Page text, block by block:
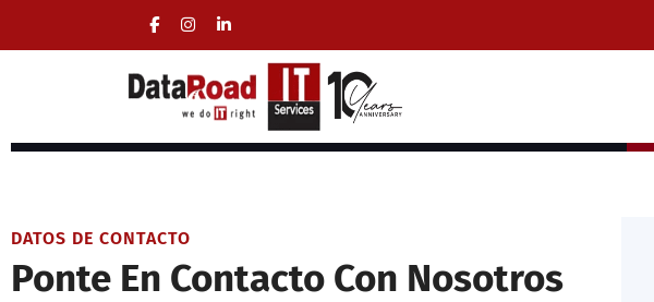
Soporte informático empresarial
Servicios informáticos certificados para empresas
DATOS DE CONTACTO
Ponte En Contacto Con Nosotros